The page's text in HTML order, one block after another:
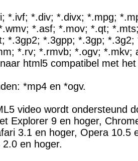
*.ivf; *.div; *.divx; *.mpg;
*.asf; *.mov; *.qt;
*.3gp2; *.3gpp; *.3gp;
*.rv; *.rmvb; *.ogv; *.mkv;
html5 compatibel met
*mp4 en *ogv.
video wordt ondersteund
Explorer 9 en hoger,
3.1 en hoger, Opera 10.5
en hoger.